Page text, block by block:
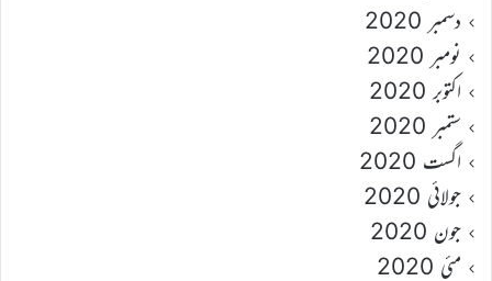
دسمبر 2020
نومبر 2020
اکتوبر 2020
ستمبر 2020
اگست 2020
جولائی 2020
جون 2020
مئی 2020